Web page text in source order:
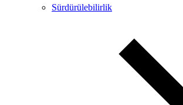
Sürdürülebilirlik